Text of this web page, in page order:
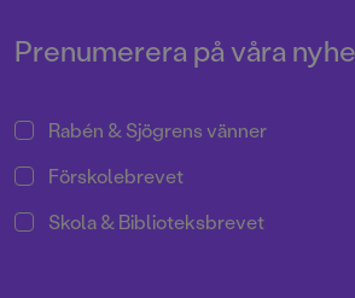
Prenumerera på våra
Rabén & Sjögrens vänner
Förskolebrevet
Skola & Biblioteksbrevet